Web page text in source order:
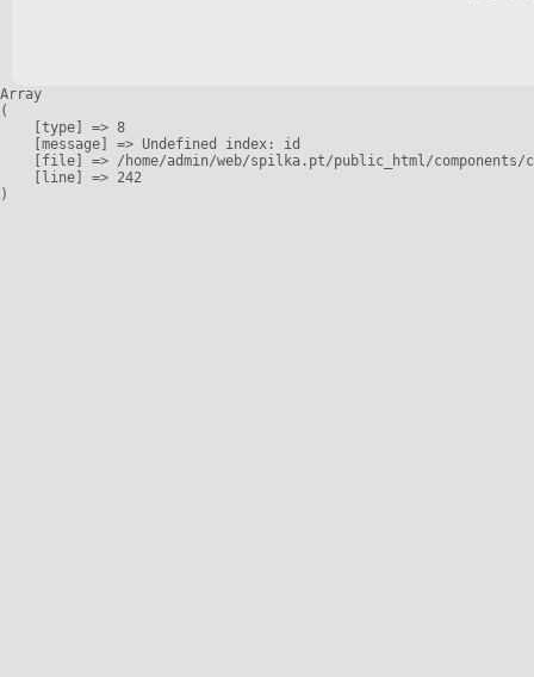
Array
(
    [type] => 8
    [message] => Undefined index: id
[file] => /home/admin/web/spilka.pt/public_html/
    [line] => 242